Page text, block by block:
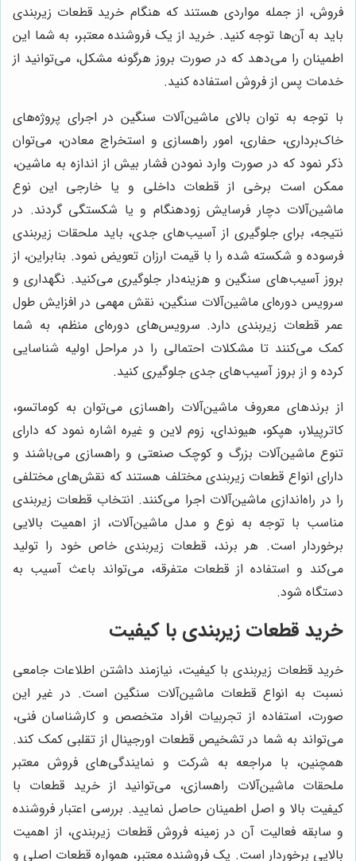
فروش، از جمله مواردی هستند که هنگام خرید قطعات زیربندی
باید به آن‌ها توجه کنید. خرید از یک فروشنده معتبر، به شما این
اطمینان را می‌دهد که در صورت بروز هرگونه مشکل، می‌توانید از
خدمات پس از فروش استفاده کنید.
با توجه به توان بالای ماشین‌آلات سنگین در اجرای پروژه‌های
خاک‌برداری، حفاری، امور راهسازی و استخراج معادن، می‌توان
ذکر نمود که در صورت وارد نمودن فشار بیش از اندازه به ماشین،
ممکن است برخی از قطعات داخلی و یا خارجی این نوع
ماشین‌آلات دچار فرسایش زودهنگام و یا شکستگی گردند. در
نتیجه، برای جلوگیری از آسیب‌های جدی، باید ملحقات زیربندی
فرسوده و شکسته شده را با قیمت ارزان تعویض نمود. بنابراین، از
بروز آسیب‌های سنگین و هزینه‌دار جلوگیری می‌کنید. نگهداری و
سرویس دوره‌ای ماشین‌آلات سنگین، نقش مهمی در افزایش طول
عمر قطعات زیربندی دارد. سرویس‌های دوره‌ای منظم، به شما
کمک می‌کنند تا مشکلات احتمالی را در مراحل اولیه شناسایی
کرده و از بروز آسیب‌های جدی جلوگیری کنید.
از برندهای معروف ماشین‌آلات راهسازی می‌توان به کوماتسو،
کاترپیلار، هپکو، هیوندای، زوم لاین و غیره اشاره نمود که دارای
تنوع ماشین‌آلات بزرگ و کوچک صنعتی و راهسازی می‌باشند و
دارای انواع قطعات زیربندی مختلف هستند که نقش‌های مختلفی
را در راه‌اندازی ماشین‌آلات اجرا می‌کنند. انتخاب قطعات زیربندی
مناسب با توجه به نوع و مدل ماشین‌آلات، از اهمیت بالایی
برخوردار است. هر برند، قطعات زیربندی خاص خود را تولید
می‌کند و استفاده از قطعات متفرقه، می‌تواند باعث آسیب به
دستگاه شود.
خرید قطعات زیربندی با کیفیت
خرید قطعات زیربندی با کیفیت، نیازمند داشتن اطلاعات جامعی
نسبت به انواع قطعات ماشین‌آلات سنگین است. در غیر این
صورت، استفاده از تجربیات افراد متخصص و کارشناسان فنی،
می‌تواند به شما در تشخیص قطعات اورجینال از تقلبی کمک کند.
همچنین، با مراجعه به شرکت و نمایندگی‌های فروش معتبر
ملحقات ماشین‌آلات راهسازی، می‌توانید از خرید قطعات با
کیفیت بالا و اصل اطمینان حاصل نمایید. بررسی اعتبار فروشنده
و سابقه فعالیت آن در زمینه فروش قطعات زیربندی، از اهمیت
بالایی برخوردار است. یک فروشنده معتبر، همواره قطعات اصلی و